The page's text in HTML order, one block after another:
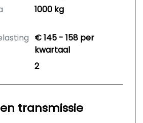
1000 kg
€ 145 - 158 per
kwartaal
2
transmissie